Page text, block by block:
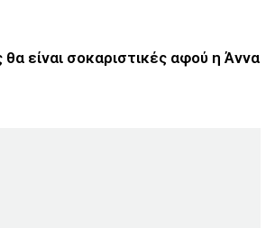
θα είναι σοκαριστικές αφού η Άννα